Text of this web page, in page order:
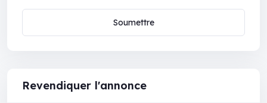
Soumettre
Revendiquer l'annonce